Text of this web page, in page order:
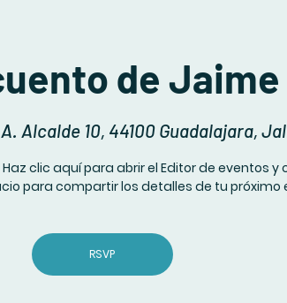
de Jaime
Alcalde 10, 44100 Guadalajara,
clic aquí para abrir el Editor de eventos y
para compartir los detalles de tu próximo
RSVP